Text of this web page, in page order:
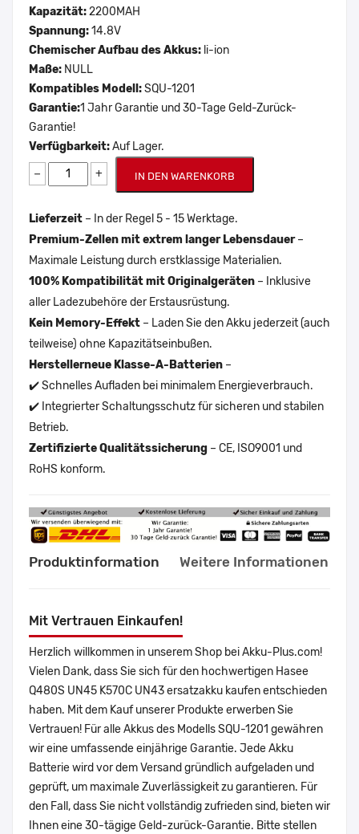
Kapazität:2200MAH
Spannung:14.8V
Chemischer Aufbau des Akkus: li-ion
Maße: NULL
Kompatibles Modell:SQU-1201
Garantie:1 Jahr Garantie und 30-Tage Geld-Zurück-
Garantie!
Verfügbarkeit:Auf Lager.
− + IN DEN WARENKORB
Lieferzeit – In der Regel 5 - 15 Werktage.
Premium-Zellen mit extrem langer Lebensdauer–
Maximale Leistung durch erstklassige Materialien.
100% Kompatibilität mit Originalgeräten – Inklusive
aller Ladezubehöre der Erstausrüstung.
Kein Memory-Effekt – Laden Sie den Akku jederzeit (auch
teilweise) ohne Kapazitätseinbußen.
Herstellerneue Klasse-A-Batterien –
✔️ Schnelles Aufladen bei minimalem Energieverbrauch.
✔️ Integrierter Schaltungsschutz für sicheren und stabilen
Betrieb.
Zertifizierte Qualitätssicherung – CE, ISO9001 und
RoHS konform.
Produktinformation Weitere Informationen
Mit Vertrauen Einkaufen!
Herzlich willkommen in unserem Shop bei Akku-Plus.com!
Vielen Dank, dass Sie sich für den hochwertigen Hasee
Q480S UN45 K570C UN43 ersatzakku kaufen entschieden
haben. Mit dem Kauf unserer Produkte erwerben Sie
Vertrauen! Für alle Akkus des Modells SQU-1201 gewähren
wir eine umfassende einjährige Garantie. Jede Akku
Batterie wird vor dem Versand gründlich aufgeladen und
geprüft, um maximale Zuverlässigkeit zu garantieren. Für
den Fall, dass Sie nicht vollständig zufrieden sind, bieten wir
Ihnen eine 30-tägige Geld-zurück-Garantie. Bitte stellen